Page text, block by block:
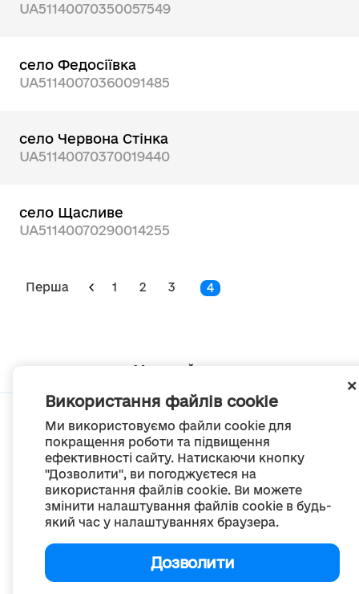
Використання файлів cookie
Ми використовуємо файли cookie для
покращення роботи та підвищення
ефективності сайту. Натискаючи кнопку
"Дозволити", ви погоджуєтеся на
використання файлів cookie. Ви можете
змінити налаштування файлів cookie в будь-
який час у налаштуваннях браузера.
Дозволити
UA51140070350057549
село Федосіївка
UA51140070360091485
село Червона Стінка
UA51140070370019440
село Щасливе
UA51140070290014255
Перша 1 2 3 4
Мапа сайту
© Портал «Децентралізація», 2022
Проект був створений 2014 року для комунікації реформи місцевого
самоврядування
та територіальної організації влади в Україні.
Створення та наповнення - ГО «Портал «Децентралізація»
Creative Commons Attribution 4.0 International license,
якщо не зазначено інше